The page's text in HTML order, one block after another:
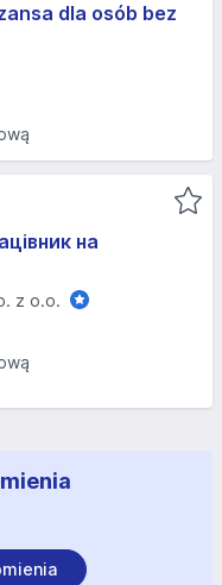
dla osób bez
на
z o.o.